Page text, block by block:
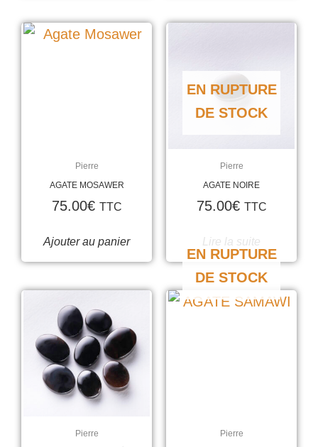
Pierre
AGATE MOSAWER
75.00€ TTC
Ajouter au panier
EN RUPTURE
DE STOCK
Pierre
AGATE NOIRE
75.00€ TTC
Lire la suite
Pierre
EN RUPTURE
DE STOCK
Pierre